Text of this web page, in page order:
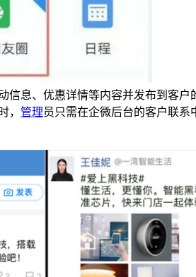
信息、优惠详情等内容并发布到客
， 管理员只需在企微后台的客户联